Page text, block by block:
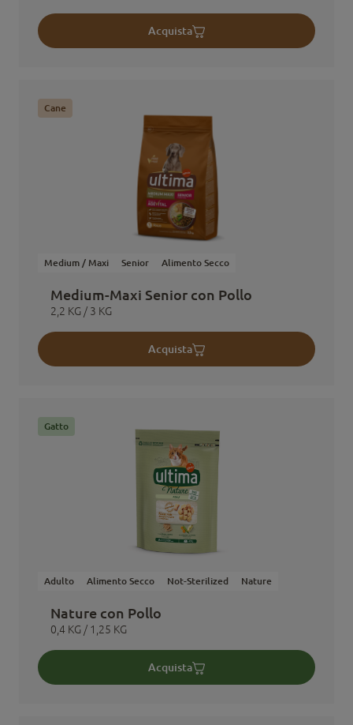
Acquista
Medium / Maxi Senior Alimento Secco
Medium-Maxi Senior con Pollo
2,2 KG / 3 KG
Cane
Acquista
Adulto Alimento Secco Not-Sterilized Nature
Nature con Pollo
0,4 KG / 1,25 KG
Gatto
Acquista